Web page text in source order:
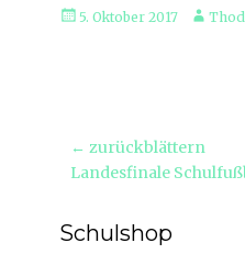
Veröffentlicht
5. Oktober 2017 Autor
← zurückblättern
Vorheriger
Landesfinale
Schulshop